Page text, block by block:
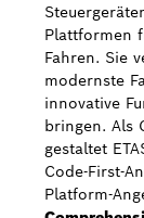
Plattformen
Fahren. Sie
modernste
innovative
bringen. Als
gestaltet
Code-First-
Platform-